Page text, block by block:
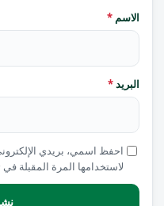
الاسم *
البريد*
احفظ اسمي، بريدي
لاستخدامها المرة المقبلة في